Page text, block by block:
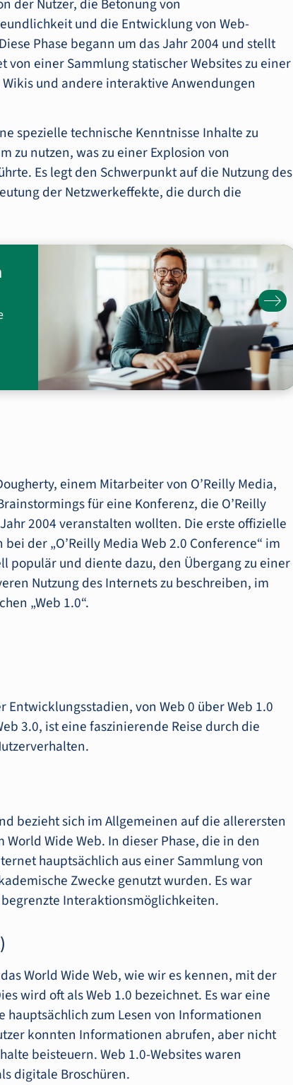
der Nutzer, die Betonung von
und die Entwicklung von Web-
Phase begann um das Jahr 2004 und stellt
einer Sammlung statischer Websites zu einer
und andere interaktive Anwendungen
spezielle technische Kenntnisse Inhalte zu
zu nutzen, was zu einer Explosion von
Es legt den Schwerpunkt auf die Nutzung des
der Netzwerkeffekte, die durch die
einem Mitarbeiter von O’Reilly Media,
für eine Konferenz, die O’Reilly
2004 veranstalten wollten. Die erste offizielle
der „O’Reilly Media Web 2.0 Conference“ im
populär und diente dazu, den Übergang zu einer
Nutzung des Internets zu beschreiben, im
„Web 1.0“.
Entwicklungsstadien, von Web 0 über Web 1.0
3.0, ist eine faszinierende Reise durch die
bezieht sich im Allgemeinen auf die allerersten
Wide Web. In dieser Phase, die in den
hauptsächlich aus einer Sammlung von
Zwecke genutzt wurden. Es war
Interaktionsmöglichkeiten.
World Wide Web, wie wir es kennen, mit der
wird oft als Web 1.0 bezeichnet. Es war eine
hauptsächlich zum Lesen von Informationen
konnten Informationen abrufen, aber nicht
beisteuern. Web 1.0-Websites waren
digitale Broschüren.